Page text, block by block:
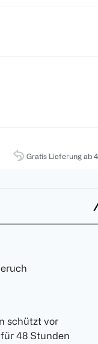
Gratis Lieferung ab
schützt vor
48 Stunden